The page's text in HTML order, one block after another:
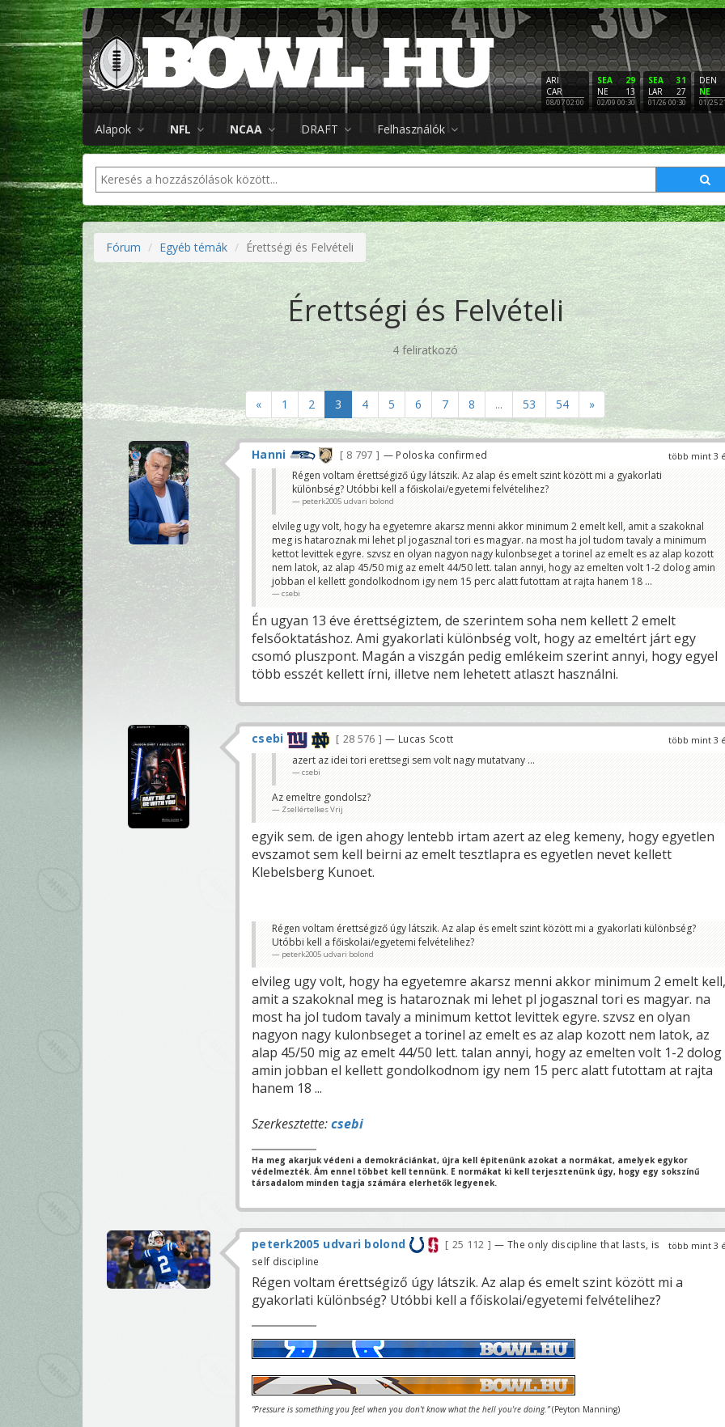
ARI
CAR
08/07 02:00
29
SEA
13
NE
02/09 00:30
31
SEA
27
LAR
01/26 00:30
DEN
NE
01/25
Alapok NFL NCAA DRAFT Felhasználók
Fórum Egyéb témák Érettségi és Felvételi
Érettségi és Felvételi
4 feliratkozó
« 1 2 3 4 5 6 7 8 ... 53 54 »
több mint 3
Hanni 8 797 — Poloska confirmed
Régen voltam érettségiző úgy látszik. Az alap és emelt szint között mi a gyakorlati
különbség? Utóbbi kell a főiskolai/egyetemi felvételihez?
peterk2005 udvari bolond
elvileg ugy volt, hogy ha egyetemre akarsz menni akkor minimum 2 emelt kell, amit a szakoknal
meg is hataroznak mi lehet pl jogasznal tori es magyar. na most ha jol tudom tavaly a minimum
kettot levittek egyre. szvsz en olyan nagyon nagy kulonbseget a torinel az emelt es az alap kozott
nem latok, az alap 45/50 mig az emelt 44/50 lett. talan annyi, hogy az emelten volt 1-2 dolog amin
jobban el kellett gondolkodnom igy nem 15 perc alatt futottam at rajta hanem 18 ...
csebi
Én ugyan 13 éve érettségiztem, de szerintem soha nem kellett 2 emelt
felsőoktatáshoz. Ami gyakorlati különbség volt, hogy az emeltért járt egy
csomó pluszpont. Magán a viszgán pedig emlékeim szerint annyi, hogy egyel
több esszét kellett írni, illetve nem lehetett atlaszt használni.
több mint 3
csebi 28 576 — Lucas Scott
azert az idei tori erettsegi sem volt nagy mutatvany ...
csebi
Az emeltre gondolsz?
Zsellértelkes Vrij
egyik sem. de igen ahogy lentebb irtam azert az eleg kemeny, hogy egyetlen
evszamot sem kell beirni az emelt tesztlapra es egyetlen nevet kellett
Klebelsberg Kunoet.
Régen voltam érettségiző úgy látszik. Az alap és emelt szint között mi a gyakorlati különbség?
Utóbbi kell a főiskolai/egyetemi felvételihez?
peterk2005 udvari bolond
elvileg ugy volt, hogy ha egyetemre akarsz menni akkor minimum 2 emelt kell,
amit a szakoknal meg is hataroznak mi lehet pl jogasznal tori es magyar. na
most ha jol tudom tavaly a minimum kettot levittek egyre. szvsz en olyan
nagyon nagy kulonbseget a torinel az emelt es az alap kozott nem latok, az
alap 45/50 mig az emelt 44/50 lett. talan annyi, hogy az emelten volt 1-2 dolog
amin jobban el kellett gondolkodnom igy nem 15 perc alatt futottam at rajta
hanem 18 ...
Szerkesztette:csebi
Ha meg akarjuk védeni a demokráciánkat, újra kell épitenünk azokat a normákat, amelyek egykor
védelmezték. Ám ennel többet kell tennünk. E normákat ki kell terjesztenünk úgy, hogy egy sokszínű
társadalom minden tagja számára elerhetők legyenek.
több mint 3
peterk2005 udvari bolond 25 112
— The only discipline that lasts, is
self discipline
Régen voltam érettségiző úgy látszik. Az alap és emelt szint között mi a
gyakorlati különbség? Utóbbi kell a főiskolai/egyetemi felvételihez?
“Pressure is something you feel when you don't know what the hell you're doing.”(Peyton Manning)